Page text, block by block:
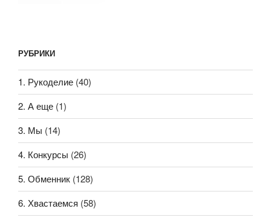
РУБРИКИ
1. Рукоделие (40)
2. А еще (1)
3. Мы (14)
4. Конкурсы (26)
5. Обменник (128)
6. Хвастаемся (58)